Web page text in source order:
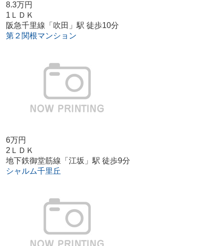
8.3万円
1ＬＤＫ
阪急千里線「吹田」駅 徒歩10分
第２関根マンション
6万円
2ＬＤＫ
地下鉄御堂筋線「江坂」駅 徒歩9分
シャルム千里丘